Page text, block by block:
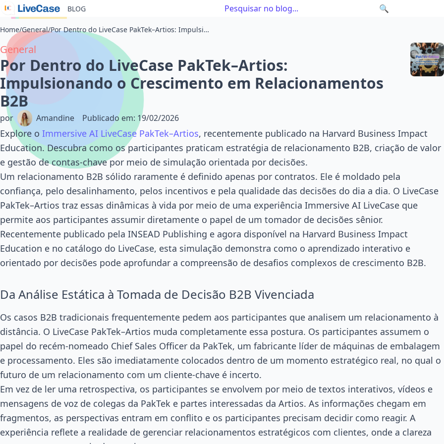
BLOG 🔍
Home/General/ Por Dentro do LiveCase PakTek–Artios: Impulsionando o Crescimento em Relacionamentos B2B
General
Por Dentro do LiveCase PakTek–Artios:
Impulsionando o Crescimento em Relacionamentos
B2B
por Amandine Publicado em: 19/02/2026
Explore o Immersive AI LiveCase PakTek–Artios, recentemente publicado na Harvard Business Impact
Education. Descubra como os participantes praticam estratégia de relacionamento B2B, criação de valor
e gestão de contas-chave por meio de simulação orientada por decisões.
Um relacionamento B2B sólido raramente é definido apenas por contratos. Ele é moldado pela
confiança, pelo desalinhamento, pelos incentivos e pela qualidade das decisões do dia a dia. O LiveCase
PakTek–Artios traz essas dinâmicas à vida por meio de uma experiência Immersive AI LiveCase que
permite aos participantes assumir diretamente o papel de um tomador de decisões sênior.
Recentemente publicado pela INSEAD Publishing e agora disponível na Harvard Business Impact
Education e no catálogo do LiveCase, esta simulação demonstra como o aprendizado interativo e
orientado por decisões pode aprofundar a compreensão de desafios complexos de crescimento B2B.
Da Análise Estática à Tomada de Decisão B2B Vivenciada
Os casos B2B tradicionais frequentemente pedem aos participantes que analisem um relacionamento à
distância. O LiveCase PakTek–Artios muda completamente essa postura. Os participantes assumem o
papel do recém-nomeado Chief Sales Officer da PakTek, um fabricante líder de máquinas de embalagem
e processamento. Eles são imediatamente colocados dentro de um momento estratégico real, no qual o
futuro de um relacionamento com um cliente-chave é incerto.
Em vez de ler uma retrospectiva, os participantes se envolvem por meio de textos interativos, vídeos e
mensagens de voz de colegas da PakTek e partes interessadas da Artios. As informações chegam em
fragmentos, as perspectivas entram em conflito e os participantes precisam decidir como reagir. A
experiência reflete a realidade de gerenciar relacionamentos estratégicos com clientes, onde a clareza